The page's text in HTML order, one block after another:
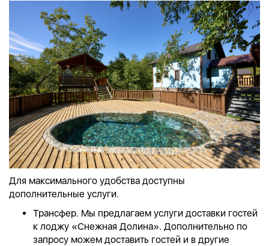
Для максимального удобства доступны
дополнительные услуги.
Трансфер. Мы предлагаем услуги доставки гостей
к лоджу «Снежная Долина». Дополнительно по
запросу можем доставить гостей и в другие